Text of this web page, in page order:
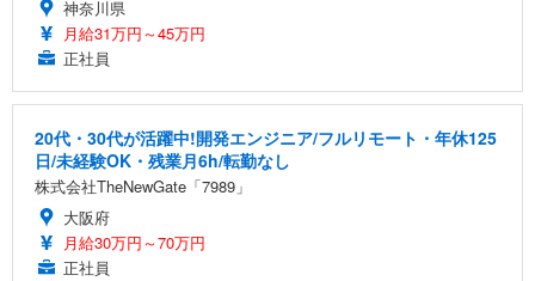
神奈川県
月給31万円～45万円
正社員
20代・30代が活躍中!開発エンジニア/フルリモート・年休125
日/未経験OK・残業月6h/転勤なし
株式会社TheNewGate「7989」
大阪府
月給30万円～70万円
正社員